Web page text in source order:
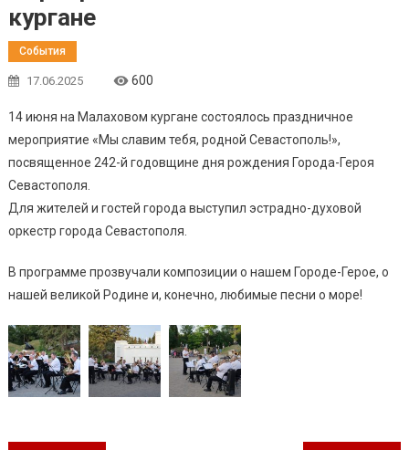
кургане
События
17.06.2025 600
14 июня на Малаховом кургане состоялось праздничное
мероприятие «Мы славим тебя, родной Севастополь!»,
посвященное 242-й годовщине дня рождения Города-Героя
Севастополя.
Для жителей и гостей города выступил эстрадно-духовой
оркестр города Севастополя.
В программе прозвучали композиции о нашем Городе-Герое, о
нашей великой Родине и, конечно, любимые песни о море!